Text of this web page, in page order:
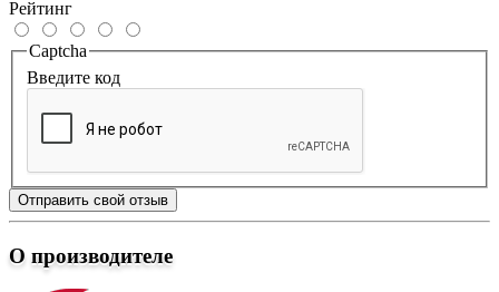
Рейтинг
Captcha
Введите код
Отправить свой отзыв
О производителе